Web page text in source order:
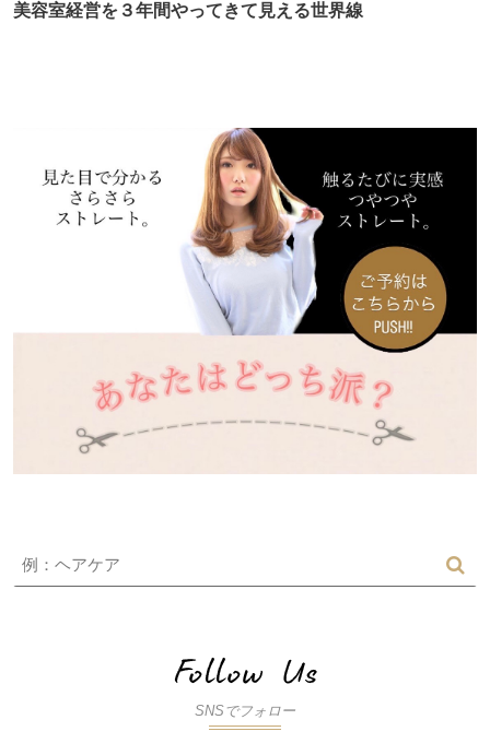
美容室経営を３年間やってきて見える世界線
SNSでフォロー